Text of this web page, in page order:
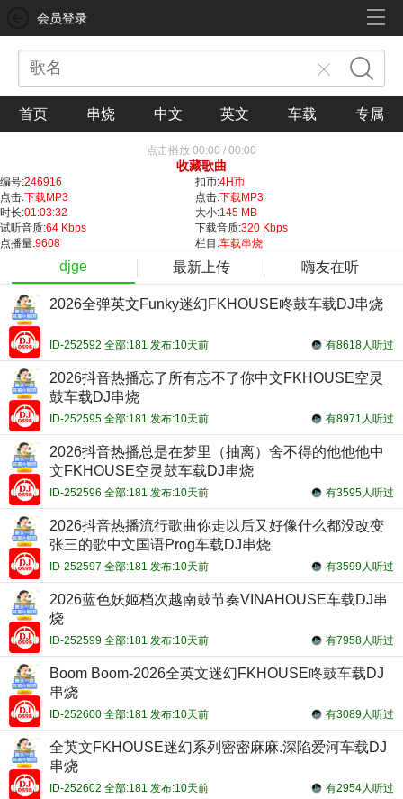
会员登录
首页 串烧 中文 英文 车载 专属
点击播放 00:00 / 00:00
收藏歌曲
编号:246916 扣币:4H币
点击:下载MP3 点击:下载MP3
时长:01:03:32 大小:145 MB
试听音质:64 Kbps 下载音质:320 Kbps
点播量:9608 栏目:车载串烧
djge 最新上传 嗨友在听
2026全弹英文Funky迷幻FKHOUSE咚鼓车载DJ串烧
有8618人听过
ID-252592 全部:181 发布:10天前
2026抖音热播忘了所有忘不了你中文FKHOUSE空灵
鼓车载DJ串烧
有8971人听过
ID-252595 全部:181 发布:10天前
2026抖音热播总是在梦里（抽离）舍不得的他他他中
文FKHOUSE空灵鼓车载DJ串烧
有3595人听过
ID-252596 全部:181 发布:10天前
2026抖音热播流行歌曲你走以后又好像什么都没改变
张三的歌中文国语Prog车载DJ串烧
有3599人听过
ID-252597 全部:181 发布:10天前
2026蓝色妖姬档次越南鼓节奏VINAHOUSE车载DJ串
烧
有7958人听过
ID-252599 全部:181 发布:10天前
Boom Boom-2026全英文迷幻FKHOUSE咚鼓车载DJ
串烧
有3089人听过
ID-252600 全部:181 发布:10天前
全英文FKHOUSE迷幻系列密密麻麻.深陷爱河车载DJ
串烧
有2954人听过
ID-252602 全部:181 发布:10天前